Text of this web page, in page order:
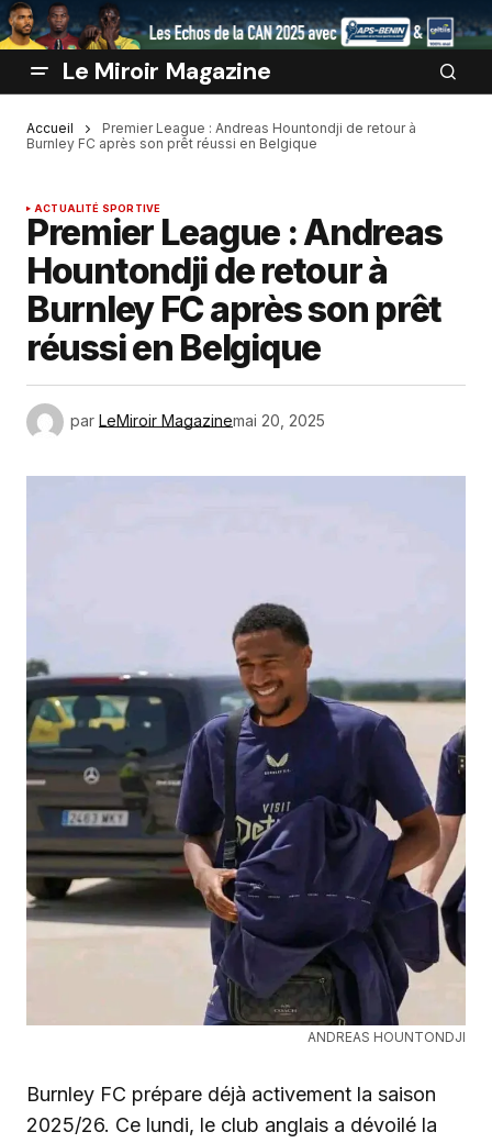
Le Miroir Magazine
Accueil
Premier League : Andreas Hountondji de retour à
Burnley FC après son prêt réussi en Belgique
ACTUALITÉ SPORTIVE
Premier League : Andreas
Hountondji de retour à
Burnley FC après son prêt
réussi en Belgique
par LeMiroir Magazinemai 20, 2025
ANDREAS HOUNTONDJI
Burnley FC prépare déjà activement la saison
2025/26. Ce lundi, le club anglais a dévoilé la